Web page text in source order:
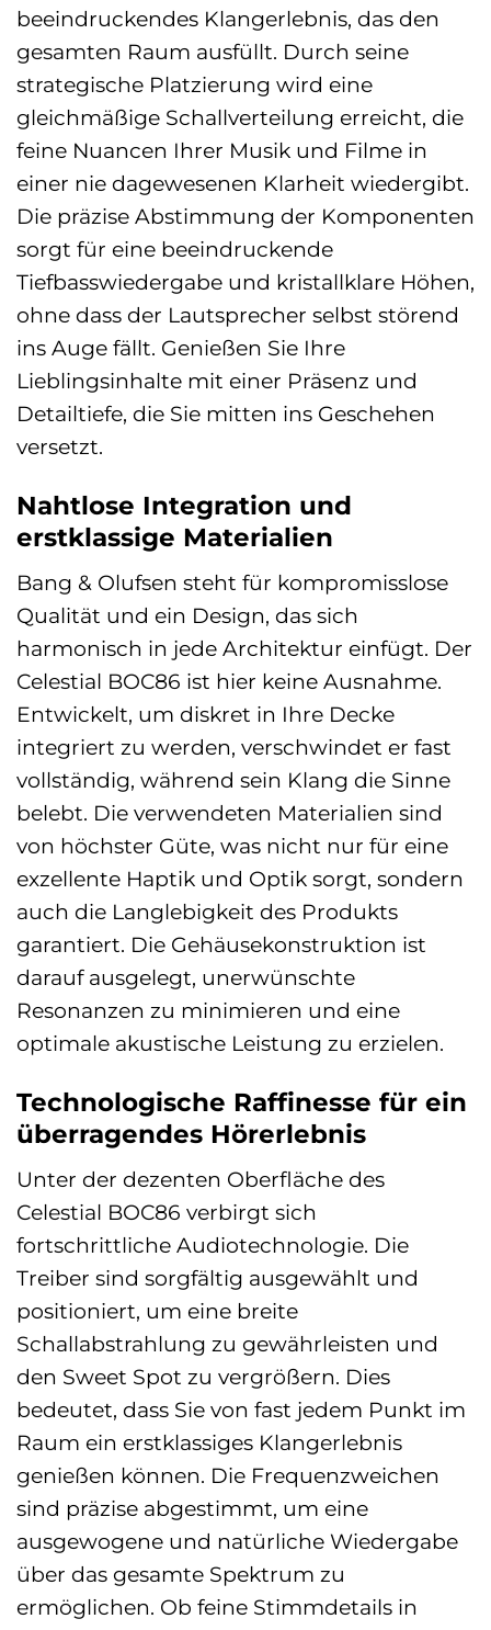
beeindruckendes Klangerlebnis, das den
gesamten Raum ausfüllt. Durch seine
strategische Platzierung wird eine
gleichmäßige Schallverteilung erreicht, die
feine Nuancen Ihrer Musik und Filme in
einer nie dagewesenen Klarheit wiedergibt.
Die präzise Abstimmung der Komponenten
sorgt für eine beeindruckende
Tiefbasswiedergabe und kristallklare Höhen,
ohne dass der Lautsprecher selbst störend
ins Auge fällt. Genießen Sie Ihre
Lieblingsinhalte mit einer Präsenz und
Detailtiefe, die Sie mitten ins Geschehen
versetzt.
Nahtlose Integration und
erstklassige Materialien
Bang & Olufsen steht für kompromisslose
Qualität und ein Design, das sich
harmonisch in jede Architektur einfügt. Der
Celestial BOC86 ist hier keine Ausnahme.
Entwickelt, um diskret in Ihre Decke
integriert zu werden, verschwindet er fast
vollständig, während sein Klang die Sinne
belebt. Die verwendeten Materialien sind
von höchster Güte, was nicht nur für eine
exzellente Haptik und Optik sorgt, sondern
auch die Langlebigkeit des Produkts
garantiert. Die Gehäusekonstruktion ist
darauf ausgelegt, unerwünschte
Resonanzen zu minimieren und eine
optimale akustische Leistung zu erzielen.
Technologische Raffinesse für ein
überragendes Hörerlebnis
Unter der dezenten Oberfläche des
Celestial BOC86 verbirgt sich
fortschrittliche Audiotechnologie. Die
Treiber sind sorgfältig ausgewählt und
positioniert, um eine breite
Schallabstrahlung zu gewährleisten und
den Sweet Spot zu vergrößern. Dies
bedeutet, dass Sie von fast jedem Punkt im
Raum ein erstklassiges Klangerlebnis
genießen können. Die Frequenzweichen
sind präzise abgestimmt, um eine
ausgewogene und natürliche Wiedergabe
über das gesamte Spektrum zu
ermöglichen. Ob feine Stimmdetails in